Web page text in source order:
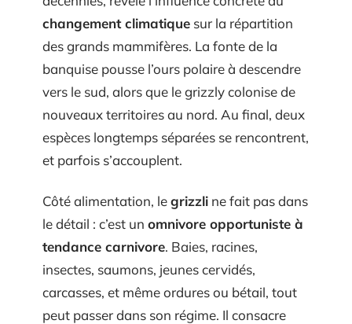
changement climatique sur la répartition
des grands mammifères. La fonte de la
banquise pousse l’ours polaire à descendre
vers le sud, alors que le grizzly colonise de
nouveaux territoires au nord. Au final, deux
espèces longtemps séparées se rencontrent,
et parfois s’accouplent.
Côté alimentation, legrizzli ne fait pas dans
le détail : c’est un omnivore opportuniste à
tendance carnivore. Baies, racines,
insectes, saumons, jeunes cervidés,
carcasses, et même ordures ou bétail, tout
peut passer dans son régime. Il consacre